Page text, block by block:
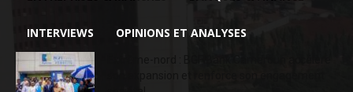
INTERVIEWS OPINIONS ET ANALYSES